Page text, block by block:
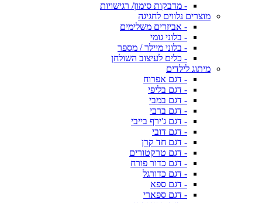
- מדבקות סימון/ רגישויות
מוצרים נלווים לחגיגה
- אביזרים משלימים
- בלוני גומי
- בלוני מיילר / מספר
- כלים לעיצוב השולחן
מיתוג לילדים
- דגם אפרוח
- דגם בליפי
- דגם במבי
- דגם ברבי
- דגם ג'ירף בייבי
- דגם דובי
- דגם חד קרן
- דגם טרקטורים
- דגם כדור פורח
- דגם כדורגל
- דגם ספא
- דגם ספארי